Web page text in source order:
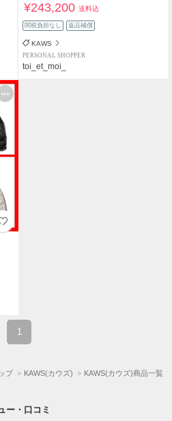
¥243,200送料込
関税負担なし 返品補償
KAWS
PERSONAL SHOPPER
toi_et_moi_
1
プ KAWS(カウズ) KAWS(カウズ)商品一覧
ー・口コミ